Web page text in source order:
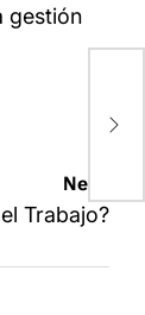
gestión
Next:
Trabajo?